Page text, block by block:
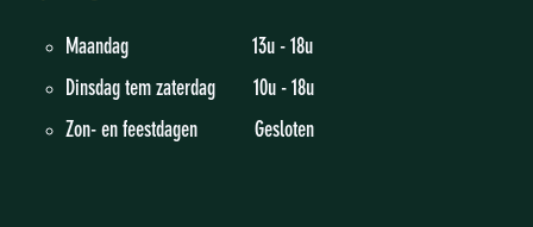
Maandag 13u - 18u
Dinsdag tem zaterdag 10u - 18u
Zon- en feestdagen Gesloten